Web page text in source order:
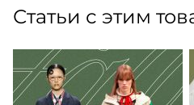
Статьи с этим